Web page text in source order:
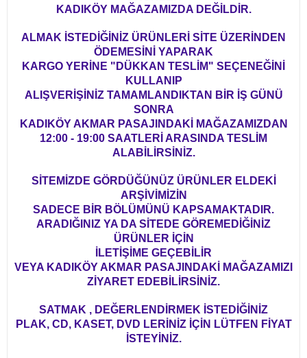
KADIKÖY MAĞAZAMIZDA DEĞİLDİR.
ALMAK İSTEDİĞİNİZ ÜRÜNLERİ SİTE ÜZERİNDEN
ÖDEMESİNİ YAPARAK
KARGO YERİNE "DÜKKAN TESLİM" SEÇENEĞİNİ
KULLANIP
ALIŞVERİŞİNİZ TAMAMLANDIKTAN BİR İŞ GÜNÜ
SONRA
KADIKÖY AKMAR PASAJINDAKİ MAĞAZAMIZDAN
12:00 - 19:00 SAATLERİ ARASINDA TESLİM
ALABİLİRSİNİZ.
SİTEMİZDE GÖRDÜĞÜNÜZ ÜRÜNLER ELDEKİ
ARŞİVİMİZİN
SADECE BİR BÖLÜMÜNÜ KAPSAMAKTADIR.
ARADIĞINIZ YA DA SİTEDE GÖREMEDİĞİNİZ
ÜRÜNLER İÇİN
İLETİŞİME GEÇEBİLİR
VEYA KADIKÖY AKMAR PASAJINDAKİ MAĞAZAMIZI
ZİYARET EDEBİLİRSİNİZ.
SATMAK , DEĞERLENDİRMEK İSTEDİĞİNİZ
PLAK, CD, KASET, DVD LERİNİZ İÇİN LÜTFEN FİYAT
İSTEYİNİZ.